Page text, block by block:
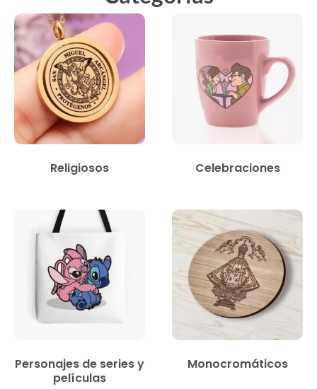
Religiosos Celebraciones
Personajes de series y
películas
Monocromáticos